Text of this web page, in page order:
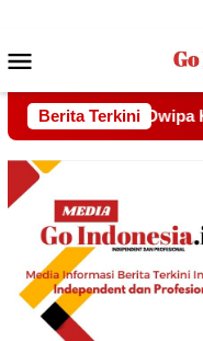
Mobile
Berita Terkini
Kepedulian kepada